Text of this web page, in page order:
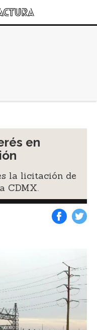
en
la licitación de
CDMX.